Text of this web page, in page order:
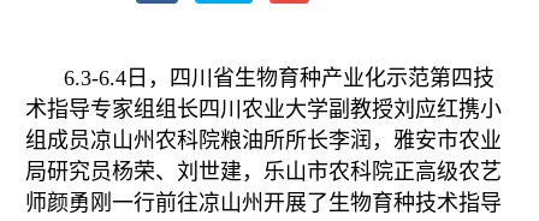
6.3-6.4日，四川省生物育种产业化示范第四技
术指导专家组组长四川农业大学副教授刘应红携小
组成员凉山州农科院粮油所所长李润，雅安市农业
局研究员杨荣、刘世建，乐山市农科院正高级农艺
师颜勇刚一行前往凉山州开展了生物育种技术指导